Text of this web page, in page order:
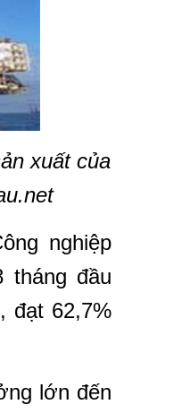
xuất của
nghiệp
tháng đầu
đạt 62,7%
lớn đến